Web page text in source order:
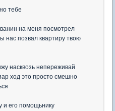
тебе
на меня посмотрел
нас позвал квартиру твою
насквозь непереживай
ход это просто смешно
и его помощьнику